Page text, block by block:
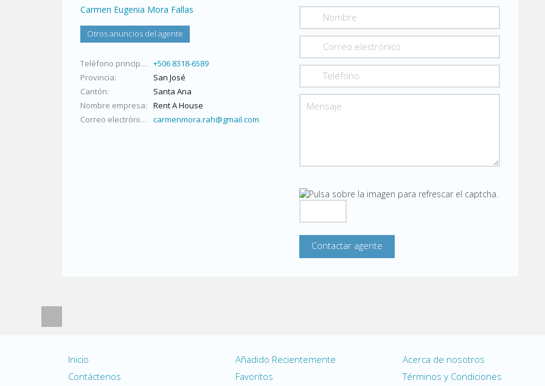
Carmen Eugenia Mora Fallas
Otros anuncios del agente
Teléfono principal
+506 8318-6589
Provincia
San José
Cantón
Santa Ana
Nombre empresa
Rent A House
Correo electrónico
carmenmora.rah@gmail.com
Inicio Añadido Recientemente
Acerca de nosotros
Contáctenos
Favoritos Términos y Condiciones